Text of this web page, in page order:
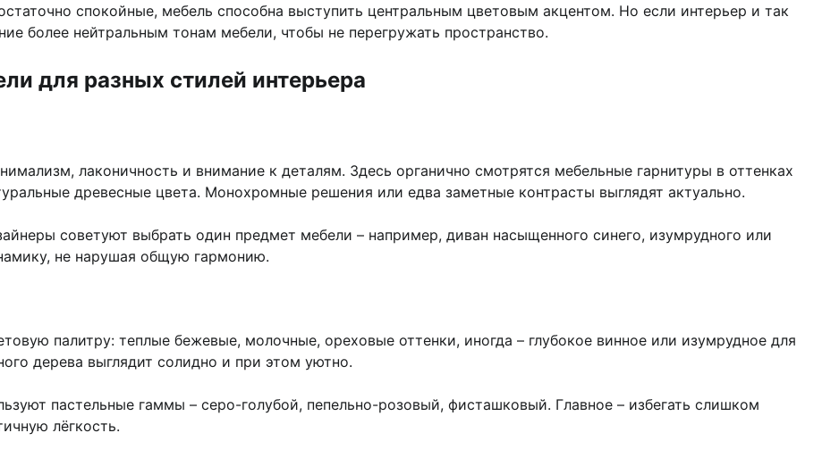
спокойные, мебель способна выступить центральным цветовым акцентом. Но если интерьер и так
более нейтральным тонам мебели, чтобы не перегружать пространство.
для разных стилей интерьера
лаконичность и внимание к деталям. Здесь органично смотрятся мебельные гарнитуры в оттенках
древесные цвета. Монохромные решения или едва заметные контрасты выглядят актуально.
советуют выбрать один предмет мебели – например, диван насыщенного синего, изумрудного или
не нарушая общую гармонию.
палитру: теплые бежевые, молочные, ореховые оттенки, иногда – глубокое винное или изумрудное для
дерева выглядит солидно и при этом уютно.
пастельные гаммы – серо-голубой, пепельно-розовый, фисташковый. Главное – избегать слишком
лёгкость.